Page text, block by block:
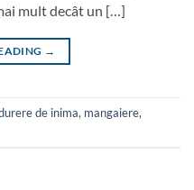
mult decât un […]
→
de inima, mangaiere,